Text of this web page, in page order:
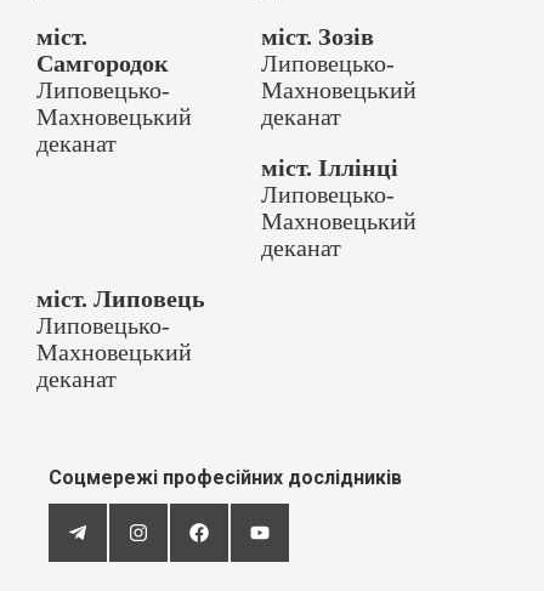
міст.
Самгородок
Липовецько-
Махновецький
деканат
міст. Зозів
Липовецько-
Махновецький
деканат
міст. Іллінці
Липовецько-
Махновецький
деканат
міст. Липовець
Липовецько-
Махновецький
деканат
Соцмережі професійних дослідників